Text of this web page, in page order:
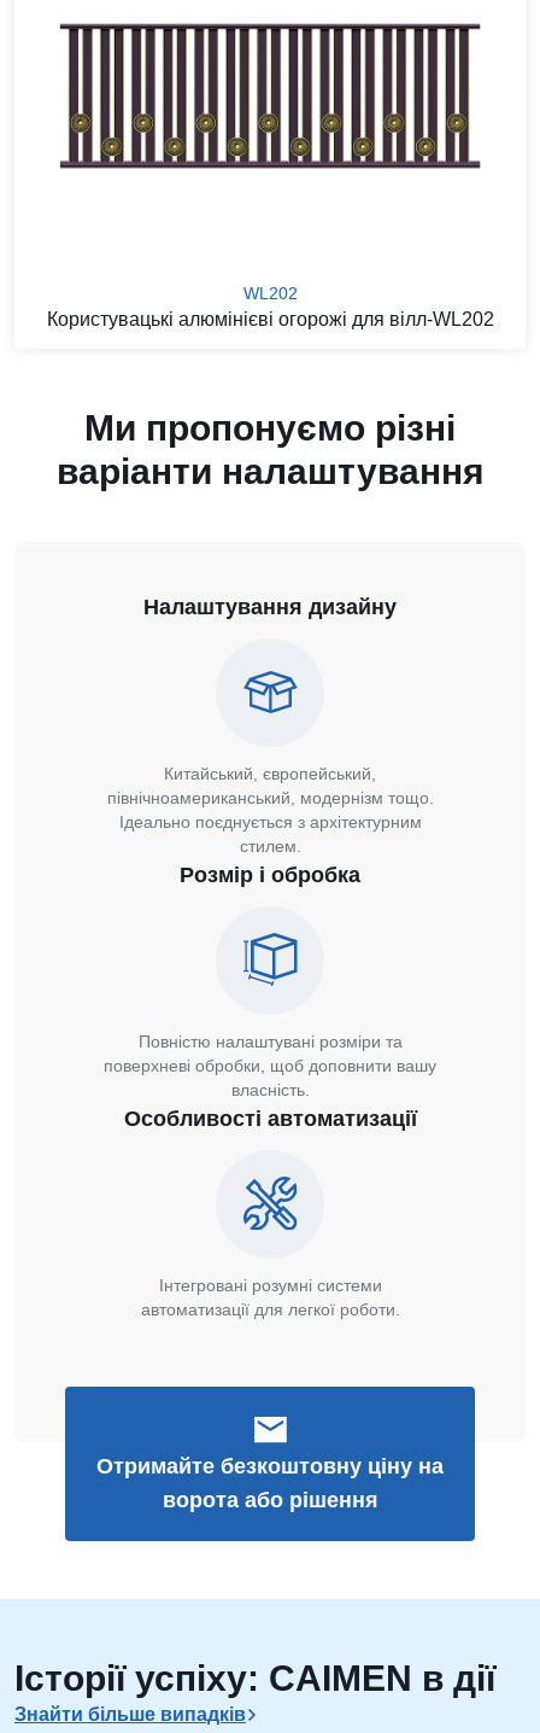
WL202
Користувацькі алюмінієві огорожі для вілл-WL202
Ми пропонуємо різні
варіанти налаштування
Налаштування дизайну
Китайський, європейський,
північноамериканський, модернізм тощо.
Ідеально поєднується з архітектурним
стилем.
Розмір і обробка
Повністю налаштувані розміри та
поверхневі обробки, щоб доповнити вашу
власність.
Особливості автоматизації
Інтегровані розумні системи
автоматизації для легкої роботи.
Отримайте безкоштовну ціну на
ворота або рішення
Історії успіху: CAIMEN в дії
Знайти більше випадків